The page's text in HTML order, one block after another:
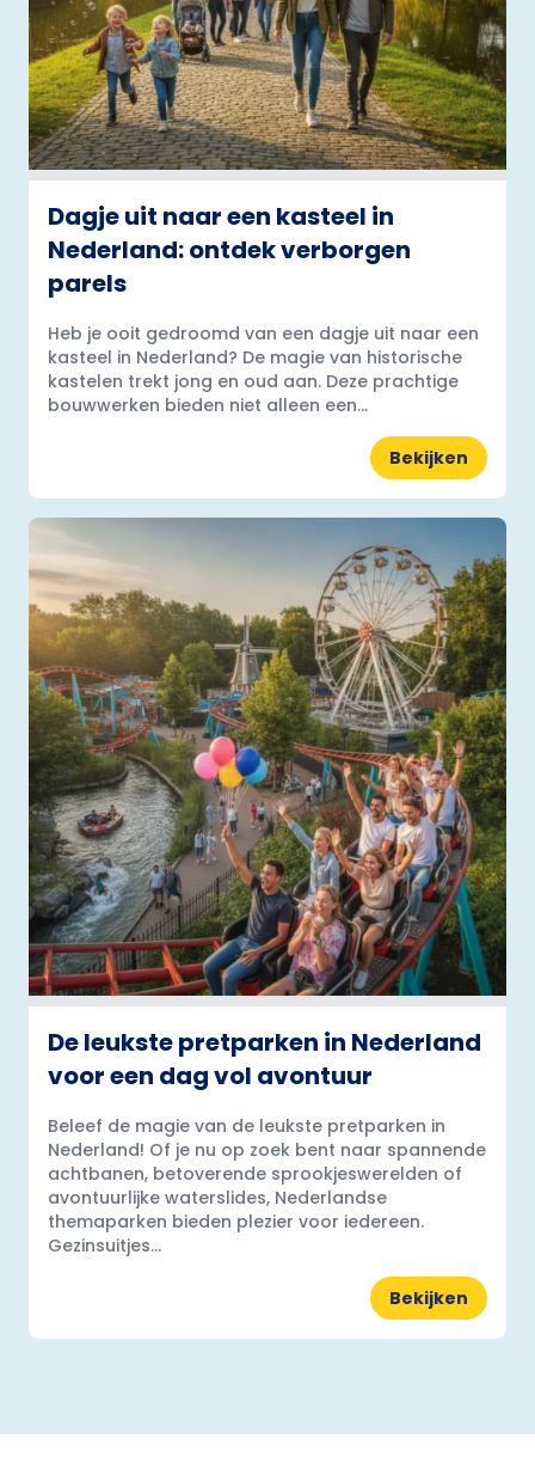
Dagje uit naar een kasteel in
Nederland: ontdek verborgen
parels
Heb je ooit gedroomd van een dagje uit naar een
kasteel in Nederland? De magie van historische
kastelen trekt jong en oud aan. Deze prachtige
bouwwerken bieden niet alleen een...
Bekijken
De leukste pretparken in Nederland
voor een dag vol avontuur
Beleef de magie van de leukste pretparken in
Nederland! Of je nu op zoek bent naar spannende
achtbanen, betoverende sprookjeswerelden of
avontuurlijke waterslides, Nederlandse
themaparken bieden plezier voor iedereen.
Gezinsuitjes...
Bekijken